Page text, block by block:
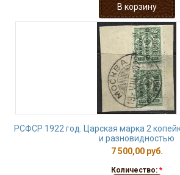
РСФСР 1922 год. Царская марка 2
и разновидностью
7 500,00 руб.
Количество: *